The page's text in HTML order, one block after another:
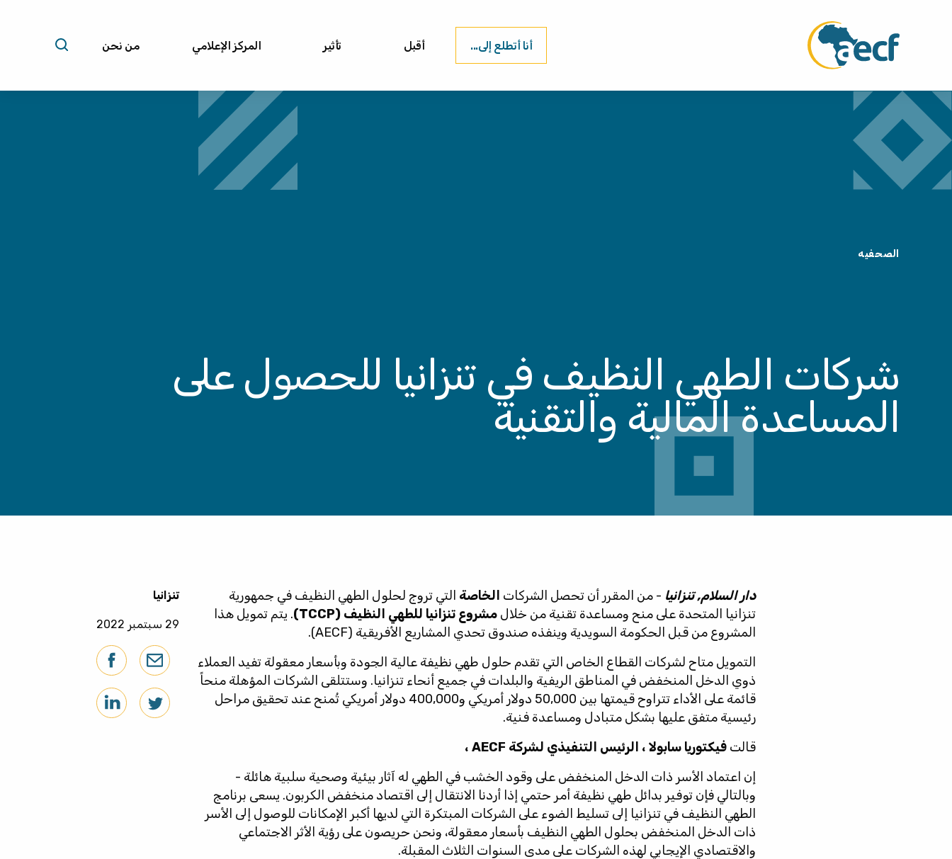
أنا أتطلع إلى... أقبل تأثير المركز الإعلامي من نحن
الصحفيه
شركات الطهي النظيف في تنزانيا للحصول على
المساعدة المالية والتقنية
تنزانيا
29 سبتمبر 2022
دار السلام,تنزانيا - من المقرر أن تحصل الشركات الخاصة التي تروج لحلول الطهي النظيف في جمهورية
تنزانيا المتحدة على منح ومساعدة تقنية من خلالمشروع تنزانيا للطهي النظيف (TCCP)
. يتم تمويل هذا
المشروع من قبل الحكومة السويدية وينفذه صندوق تحدي المشاريع الأفريقية (AECF).
التمويل متاح لشركات القطاع الخاص التي تقدم حلول طهي نظيفة عالية الجودة وبأسعار معقولة تفيد العملاء
ذوي الدخل المنخفض في المناطق الريفية والبلدات في جميع أنحاء تنزانيا. وستتلقى الشركات المؤهلة منحاً
قائمة على الأداء تتراوح قيمتها بين 50,000 دولار أمريكي و400,000 دولار أمريكي تُمنح عند تحقيق مراحل
رئيسية متفق عليها بشكل متبادل ومساعدة فنية.
قالتفيكتوريا سابولا ، الرئيس التنفيذي لشركة AECF ،
إن اعتماد الأسر ذات الدخل المنخفض على وقود الخشب في الطهي له آثار بيئية وصحية سلبية هائلة -
وبالتالي فإن توفير بدائل طهي نظيفة أمر حتمي إذا أردنا الانتقال إلى اقتصاد منخفض الكربون. يسعى برنامج
الطهي النظيف في تنزانيا إلى تسليط الضوء على الشركات المبتكرة التي لديها أكبر الإمكانات للوصول إلى الأسر
ذات الدخل المنخفض بحلول الطهي النظيف بأسعار معقولة، ونحن حريصون على رؤية الأثر الاجتماعي
والاقتصادي الإيجابي لهذه الشركات على مدى السنوات الثلاث المقبلة.